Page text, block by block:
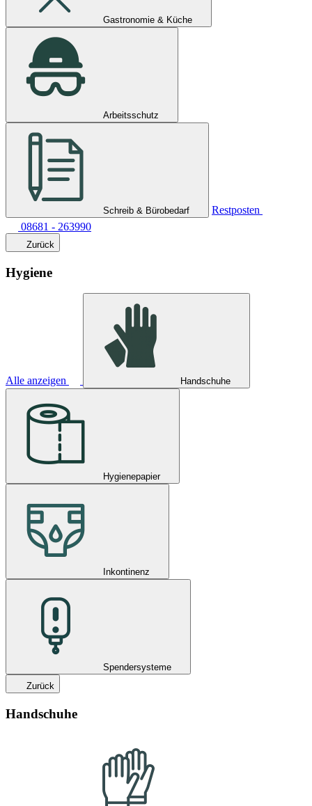
Gastronomie & Küche
Arbeitsschutz
Schreib & Bürobedarf
Restposten
08681 - 263990
Zurück
Hygiene
Alle anzeigen Handschuhe
Hygienepapier
Inkontinenz
Spendersysteme
Zurück
Handschuhe